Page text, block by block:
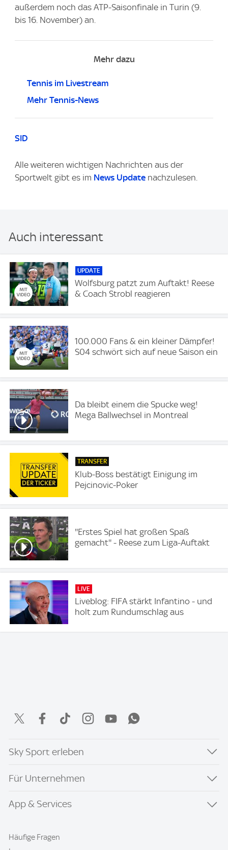
außerdem noch das ATP-Saisonfinale in Turin (9.
bis 16. November) an.
Mehr dazu
Tennis im Livestream
Mehr Tennis-News
SID
Alle weiteren wichtigen Nachrichten aus der
Sportwelt gibt es im News Update nachzulesen.
Auch interessant
UPDATE
Wolfsburg patzt zum Auftakt! Reese
& Coach Strobl reagieren
100.000 Fans & ein kleiner Dämpfer!
S04 schwört sich auf neue Saison ein
Da bleibt einem die Spucke weg!
Mega Ballwechsel in Montreal
TRANSFER
Klub-Boss bestätigt Einigung im
Pejcinovic-Poker
''Erstes Spiel hat großen Spaß
gemacht'' - Reese zum Liga-Auftakt
LIVE
Liveblog: FIFA stärkt Infantino - und
holt zum Rundumschlag aus
Sky Sport erleben
Für Unternehmen
App & Services
Häufige Fragen